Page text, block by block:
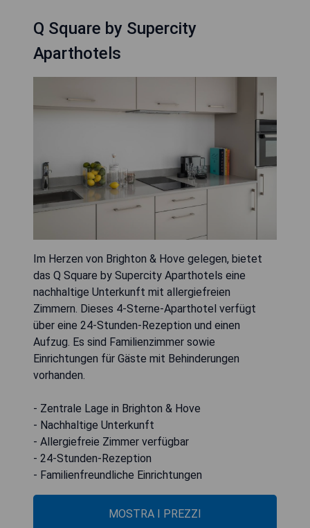
Q Square by Supercity
Aparthotels
Im Herzen von Brighton & Hove gelegen, bietet
das Q Square by Supercity Aparthotels eine
nachhaltige Unterkunft mit allergiefreien
Zimmern. Dieses 4-Sterne-Aparthotel verfügt
über eine 24-Stunden-Rezeption und einen
Aufzug. Es sind Familienzimmer sowie
Einrichtungen für Gäste mit Behinderungen
vorhanden.
- Zentrale Lage in Brighton & Hove
- Nachhaltige Unterkunft
- Allergiefreie Zimmer verfügbar
- 24-Stunden-Rezeption
- Familienfreundliche Einrichtungen
MOSTRA I PREZZI